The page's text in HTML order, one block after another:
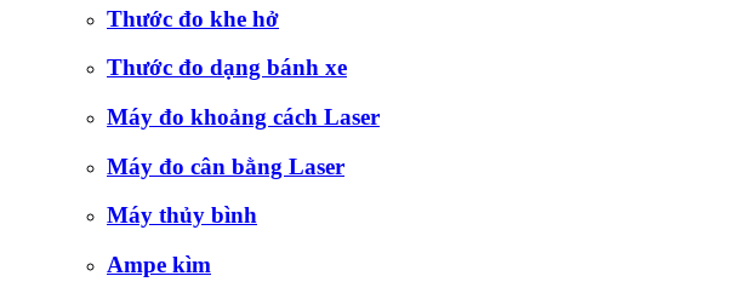
Thước đo khe hở
Thước đo dạng bánh xe
Máy đo khoảng cách Laser
Máy đo cân bằng Laser
Máy thủy bình
Ampe kìm